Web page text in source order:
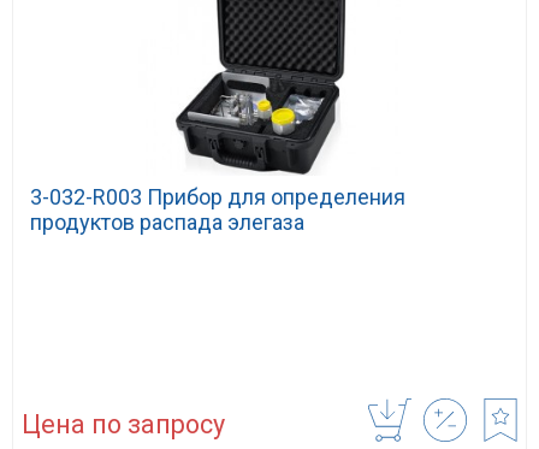
3-032-R003 Прибор для определения
продуктов распада элегаза
Цена по запросу